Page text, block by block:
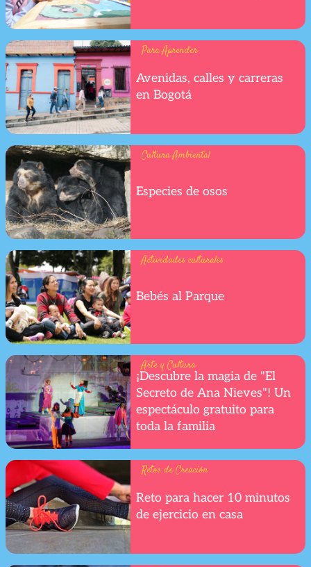
Para Aprender
Avenidas, calles y carreras
en Bogotá
Cultura Ambiental
Especies de osos
Actividades culturales
Bebés al Parque
Arte y Cultura
¡Descubre la magia de "El
Secreto de Ana Nieves"! Un
espectáculo gratuito para
toda la familia
Retos de Creación
Reto para hacer 10 minutos
de ejercicio en casa